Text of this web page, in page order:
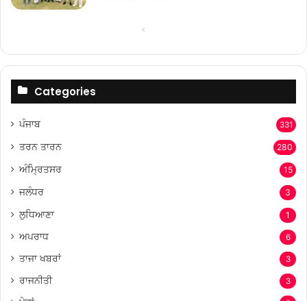
Previous
Categories
ਪੰਜਾਬ 331
ਤਰਨ ਤਾਰਨ 280
ਅੰਮ੍ਰਿਤਸਰ 15
ਜਲੰਧਰ 3
ਲੁਧਿਆਣਾ 1
ਅਪਰਾਧ 6
ਤਾਜਾ ਖਬਰਾਂ 3
ਰਾਜਨੀਤੀ 3